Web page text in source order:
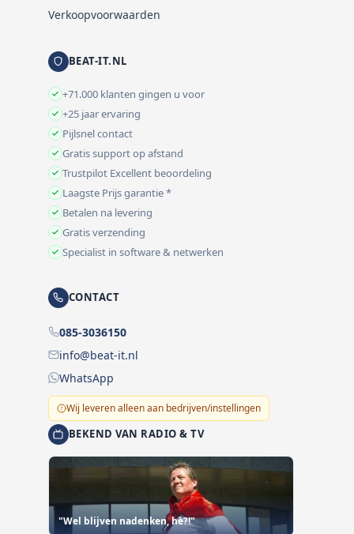
Verkoopvoorwaarden
BEAT-IT.NL
+71.000 klanten gingen u voor
+25 jaar ervaring
Pijlsnel contact
Gratis support op afstand
Trustpilot Excellent beoordeling
Laagste Prijs garantie *
Betalen na levering
Gratis verzending
Specialist in software & netwerken
CONTACT
085-3036150
info@beat-it.nl
WhatsApp
Wij leveren alleen aan bedrijven/instellingen
BEKEND VAN RADIO & TV
"Wel blijven nadenken, hè?!"